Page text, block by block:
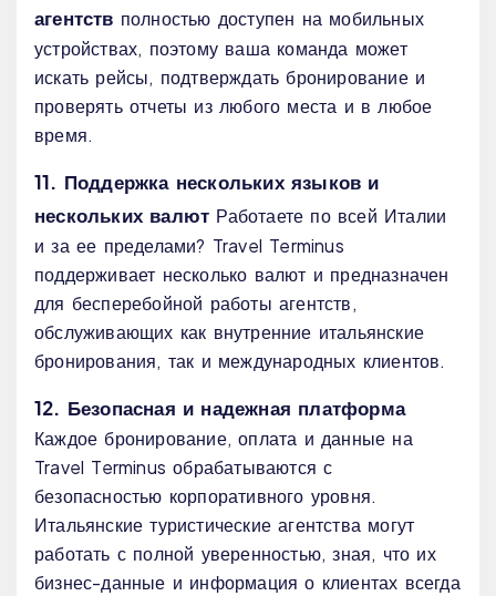
агентств полностью доступен на мобильных
устройствах, поэтому ваша команда может
искать рейсы, подтверждать бронирование и
проверять отчеты из любого места и в любое
время.
11. Поддержка нескольких языков и
нескольких валют Работаете по всей Италии
и за ее пределами? Travel Terminus
поддерживает несколько валют и предназначен
для бесперебойной работы агентств,
обслуживающих как внутренние итальянские
бронирования, так и международных клиентов.
12. Безопасная и надежная платформа
Каждое бронирование, оплата и данные на
Travel Terminus обрабатываются с
безопасностью корпоративного уровня.
Итальянские туристические агентства могут
работать с полной уверенностью, зная, что их
бизнес-данные и информация о клиентах всегда